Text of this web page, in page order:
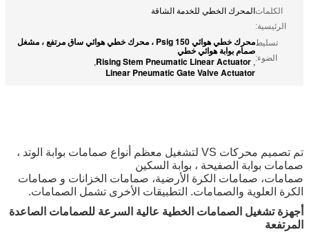
الكلمات
الرئيسية:
المحرك الخطي للخدمة الشاقة
تسليط
الضوء:
محرك خطي هوائي 150 Psig ، محرك خطي هوائي ساق مرتفع ، مشغل
صمام بوابة هوائي خطي
,
Rising Stem Pneumatic Linear Actuator
,
Linear Pneumatic Gate Valve Actuator
تم تصميم محركات VS لتشغيل معظم أنواع صمامات بوابة الوتد ،
صمامات بوابة الصفيحة ، بوابة السكين
صمامات، صمامات الكرة الأرضية، صمامات الخزانات و صمامات
الكرة العلوية والصمامات. التطبيقات الأخرى تشمل الصمامات.
أجهزة تشغيل الصمامات الخطية عالية السرعة للصمامات الصاعدة
المرتفعة